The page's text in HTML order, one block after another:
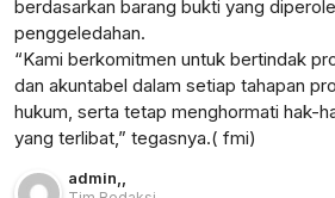
berdasarkan barang bukti yang
penggeledahan.
“Kami berkomitmen untuk bertindak
dan akuntabel dalam setiap tahapan
hukum, serta tetap menghormati hak-
yang terlibat,” tegasnya.( fmi)
admin